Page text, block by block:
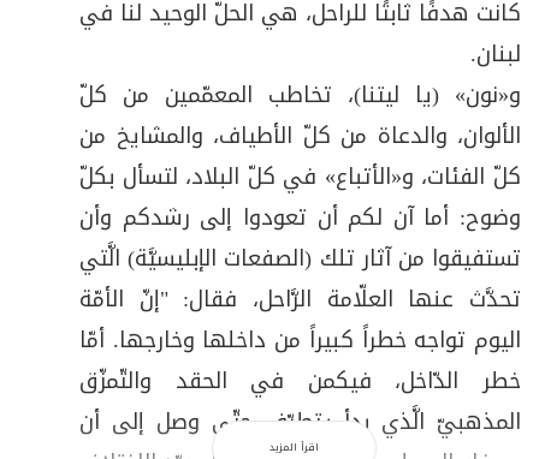
كانت هدفًا ثابتًا للراحل، هي الحلّ الوحيد لنا في
لبنان.
و«نون» (يا ليتنا)، تخاطب المعمّمين من كلّ
الألوان، والدعاة من كلّ الأطياف، والمشايخ من
كلّ الفئات، و«الأتباع» في كلّ البلاد، لتسأل بكلّ
وضوح: أما آن لكم أن تعودوا إلى رشدكم وأن
تستفيقوا من آثار تلك (الصفعات الإبليسيَّة) الَّتي
تحدَّث عنها العلّامة الرَّاحل، فقال: "إنّ الأمّة
اليوم تواجه خطراً كبيراً من داخلها وخارجها. أمّا
خطر الدّاخل، فيكمن في الحقد والتّمزّق
المذهبيّ الَّذي بدأ يتطرّف حتّى وصل إلى أن
اقرأ المزيد